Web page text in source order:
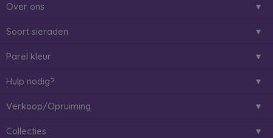
Over ons
Soort sieraden
Parel kleur
Hulp nodig?
Verkoop/Opruiming
Collecties